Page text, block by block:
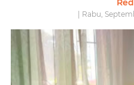
| Rabu,